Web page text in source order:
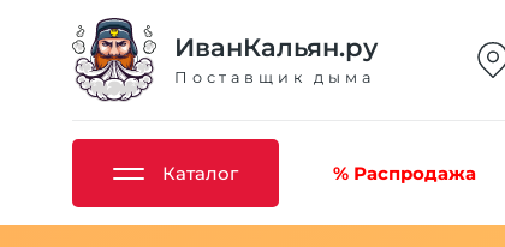
ИванКальян.ру
Поставщик дыма
Каталог % Распродажа